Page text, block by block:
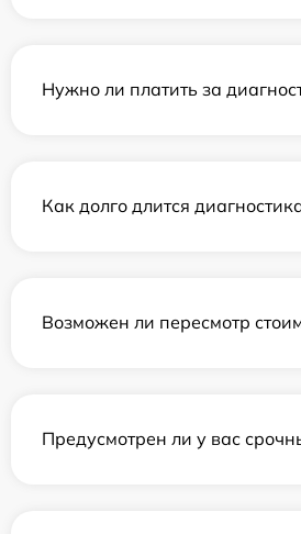
Нужно ли платить за
Как долго длится
Возможен ли пересмотр
Предусмотрен ли у вас